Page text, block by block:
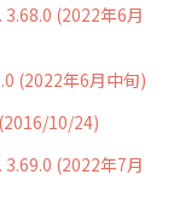
(2022年6月
(2022年6月中旬)
10/24)
(2022年7月